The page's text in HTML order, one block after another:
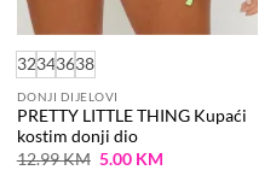
32343638
DONJI DIJELOVI
PRETTY LITTLE THING Kupaći
kostim donji dio
12.99KM Original
5.00 KMCurrent